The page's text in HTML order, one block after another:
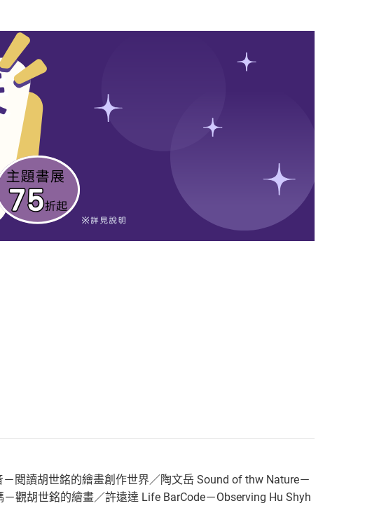
閱讀胡世銘的繪畫創作世界／陶文岳 Sound of thw Nature－
觀胡世銘的繪畫／許遠達 Life BarCode－Observing Hu Shyh